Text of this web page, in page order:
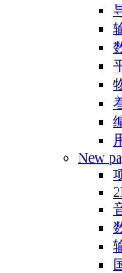
New